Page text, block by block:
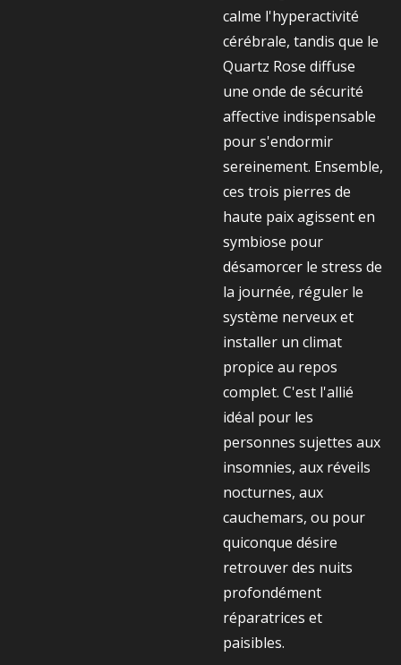
calme l'hyperactivité
cérébrale, tandis que le
Quartz Rose diffuse
une onde de sécurité
affective indispensable
pour s'endormir
sereinement. Ensemble,
ces trois pierres de
haute paix agissent en
symbiose pour
désamorcer le stress de
la journée, réguler le
système nerveux et
installer un climat
propice au repos
complet. C'est l'allié
idéal pour les
personnes sujettes aux
insomnies, aux réveils
nocturnes, aux
cauchemars, ou pour
quiconque désire
retrouver des nuits
profondément
réparatrices et
paisibles.